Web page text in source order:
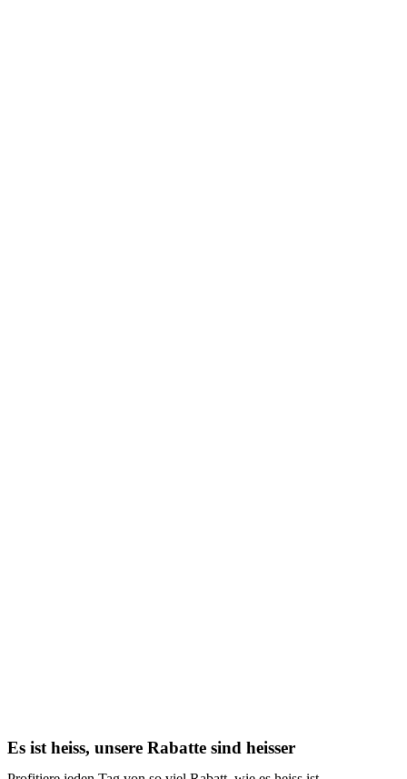
Es ist heiss, unsere Rabatte sind heisser